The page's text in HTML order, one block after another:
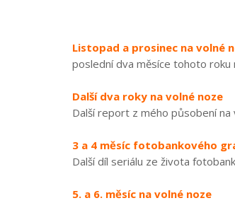
Listopad a prosinec na volné
poslední dva měsíce tohoto roku
Další dva roky na volné noze
Další report z mého působení
3 a 4 měsíc fotobankového
Další díl seriálu ze života
5. a 6. měsíc na volné noze